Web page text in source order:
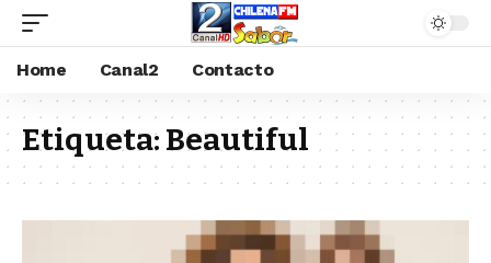
Home Canal2 Contacto
Etiqueta: Beautiful